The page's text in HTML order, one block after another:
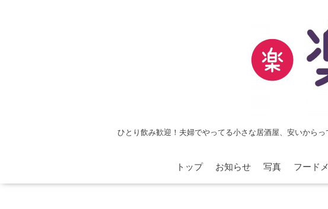
ひとり飲み歓迎！夫婦でやってる小さな居酒屋、安いから
トップ お知らせ 写真 フード